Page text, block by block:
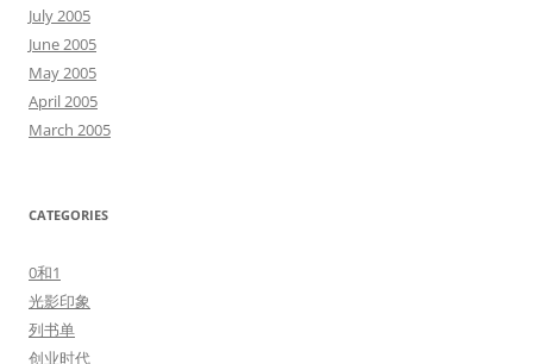
July 2005
June 2005
May 2005
April 2005
March 2005
CATEGORIES
0和1
光影印象
列书单
创业时代